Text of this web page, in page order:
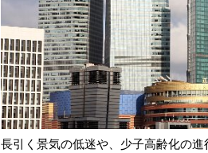
長引く景気の低迷や、少子高齢化の進